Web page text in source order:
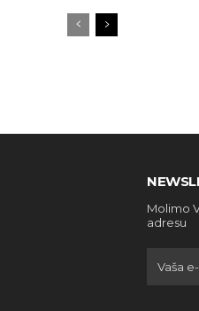
Molimo
adresu